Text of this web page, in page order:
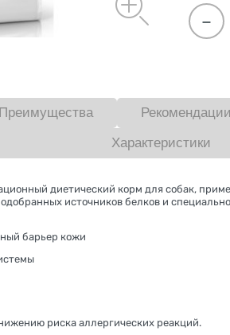
−
Преимущества
Характеристики
диетический корм для собак,
источников белков и
барьер кожи
риска аллергических реакций.